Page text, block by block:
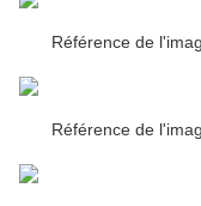
Référence de
Référence de